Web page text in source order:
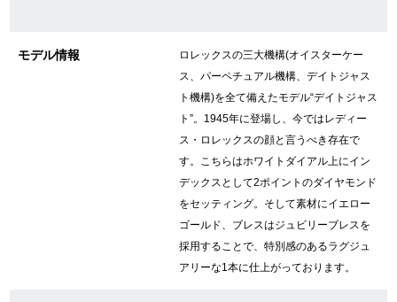
GINZA RASINの中古腕時計について
店舗情報
モデル情報
ロレックスの三大機構(オイスターケー
ス、パーペチュアル機構、デイトジャス
ト機構)を全て備えたモデル“デイトジャス
ト”。1945年に登場し、今ではレディー
ス・ロレックスの顔と言うべき存在で
す。こちらはホワイトダイアル上にイン
デックスとして2ポイントのダイヤモンド
をセッティング。そして素材にイエロー
ゴールド、ブレスはジュビリーブレスを
採用することで、特別感のあるラグジュ
アリーな1本に仕上がっております。